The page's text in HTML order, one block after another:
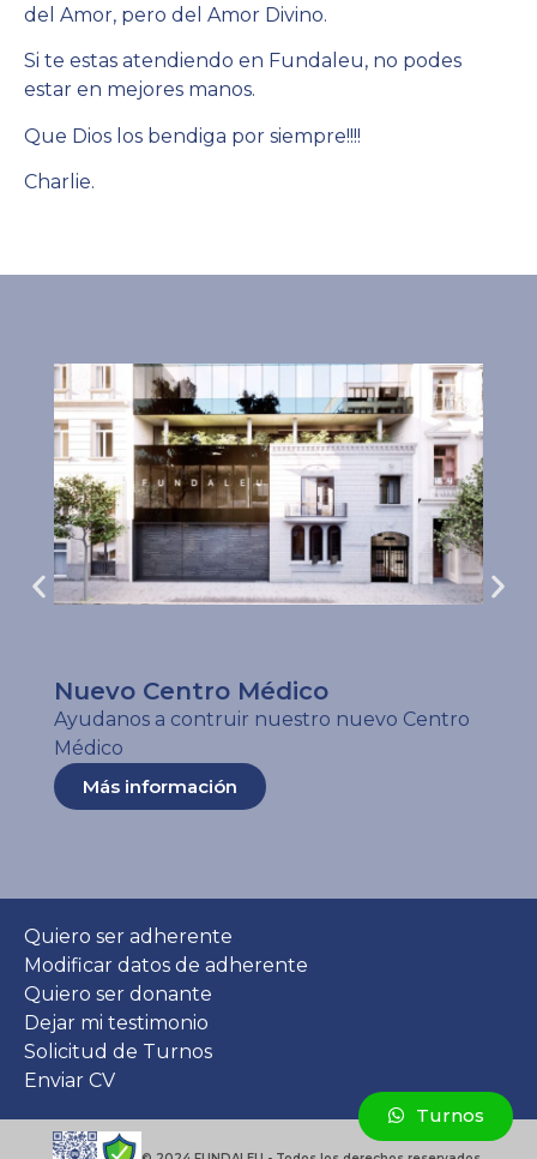
del Amor, pero del Amor Divino.
Si te estas atendiendo en Fundaleu, no podes
estar en mejores manos.
Que Dios los bendiga por siempre!!!!
Charlie.
Nuevo Centro Médico
Ayudanos a contruir nuestro nuevo Centro
Médico
Más información
Quiero ser adherente
Modificar datos de adherente
Quiero ser donante
Dejar mi testimonio
Solicitud de Turnos
Enviar CV
Turnos